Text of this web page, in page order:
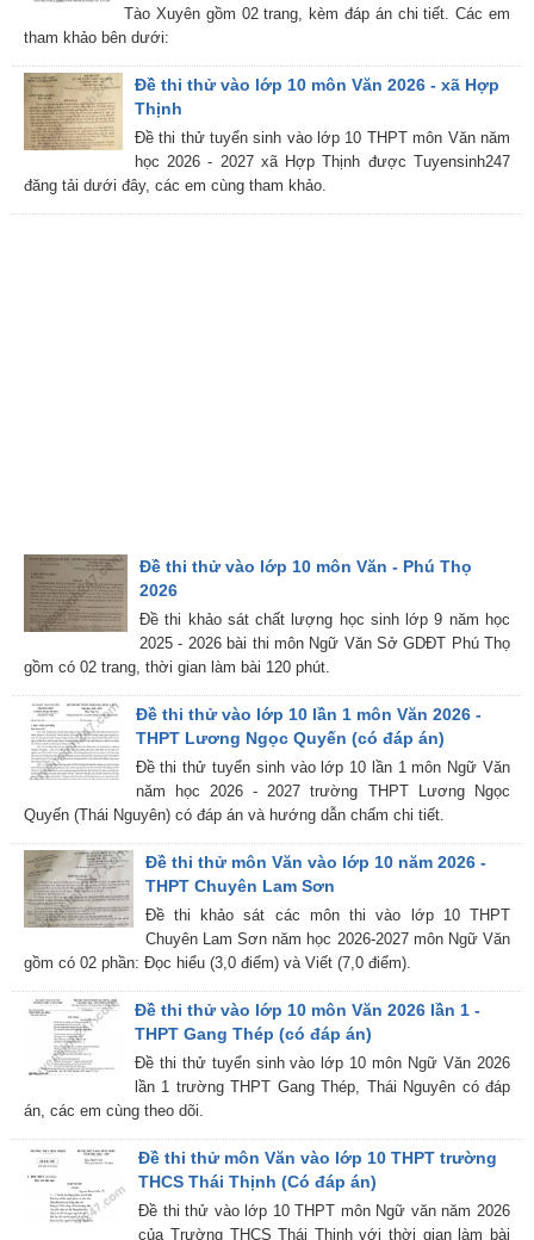
Tào Xuyên gồm 02 trang, kèm đáp án chi tiết. Các em
tham khảo bên dưới:
Đề thi thử vào lớp 10 môn Văn 2026 - xã Hợp
Thịnh
Đề thi thử tuyển sinh vào lớp 10 THPT môn Văn năm
học 2026 - 2027 xã Hợp Thịnh được Tuyensinh247
đăng tải dưới đây, các em cùng tham khảo.
Đề thi thử vào lớp 10 môn Văn - Phú Thọ
2026
Đề thi khảo sát chất lượng học sinh lớp 9 năm học
2025 - 2026 bài thi môn Ngữ Văn Sở GDĐT Phú Thọ
gồm có 02 trang, thời gian làm bài 120 phút.
Đề thi thử vào lớp 10 lần 1 môn Văn 2026 -
THPT Lương Ngọc Quyến (có đáp án)
Đề thi thử tuyển sinh vào lớp 10 lần 1 môn Ngữ Văn
năm học 2026 - 2027 trường THPT Lương Ngọc
Quyến (Thái Nguyên) có đáp án và hướng dẫn chấm chi tiết.
Đề thi thử môn Văn vào lớp 10 năm 2026 -
THPT Chuyên Lam Sơn
Đề thi khảo sát các môn thi vào lớp 10 THPT
Chuyên Lam Sơn năm học 2026-2027 môn Ngữ Văn
gồm có 02 phần: Đọc hiểu (3,0 điểm) và Viết (7,0 điểm).
Đề thi thử vào lớp 10 môn Văn 2026 lần 1 -
THPT Gang Thép (có đáp án)
Đề thi thử tuyển sinh vào lớp 10 môn Ngữ Văn 2026
lần 1 trường THPT Gang Thép, Thái Nguyên có đáp
án, các em cùng theo dõi.
Đề thi thử môn Văn vào lớp 10 THPT trường
THCS Thái Thịnh (Có đáp án)
Đề thi thử vào lớp 10 THPT môn Ngữ văn năm 2026
của Trường THCS Thái Thịnh với thời gian làm bài